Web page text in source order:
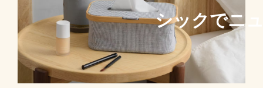
シックでニ